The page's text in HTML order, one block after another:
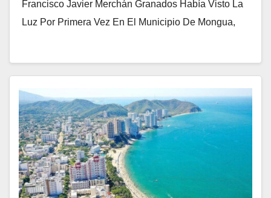
Francisco Javier Merchán Granados Había Visto La
Luz Por Primera Vez En El Municipio De Mongua,